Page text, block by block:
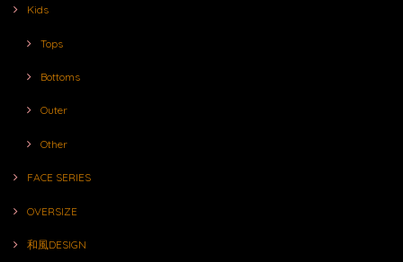
Kids
Tops
Bottoms
Outer
Other
FACE SERIES
OVERSIZE
和風DESIGN